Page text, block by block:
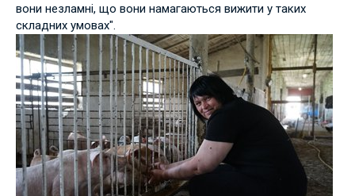
вони незламні, що вони намагаються вижити у таких
складних умовах".